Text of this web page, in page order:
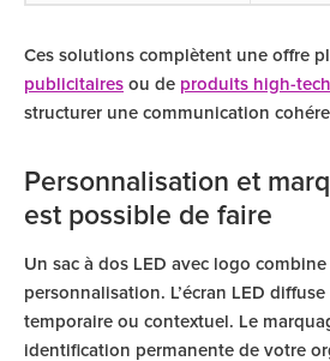
Ces solutions complètent une offre
publicitaires ou de produits high-
structurer une communication
Personnalisation et
est possible de faire
Un sac à dos LED avec logo
personnalisation. L’écran LED
temporaire ou contextuel. Le
identification permanente de votre